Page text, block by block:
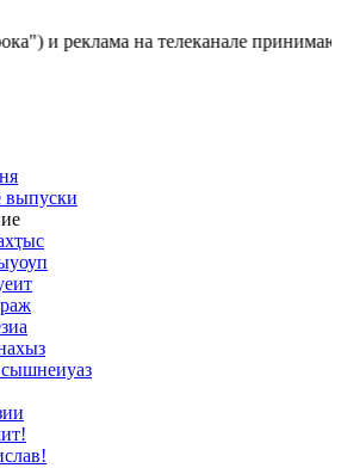
и реклама на телеканале
выпуски